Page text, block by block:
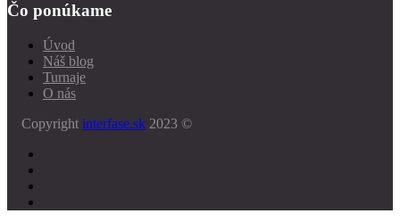
Čo ponúkame
Úvod
Náš blog
Turnaje
O nás
Copyright interfase.sk 2023 ©